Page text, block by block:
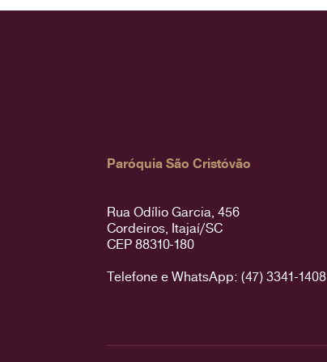
Paróquia São Cristóvão
Rua Odílio Garcia, 456
Cordeiros, Itajaí/SC
CEP 88310-180
Telefone e WhatsApp: (47) 3341-1408